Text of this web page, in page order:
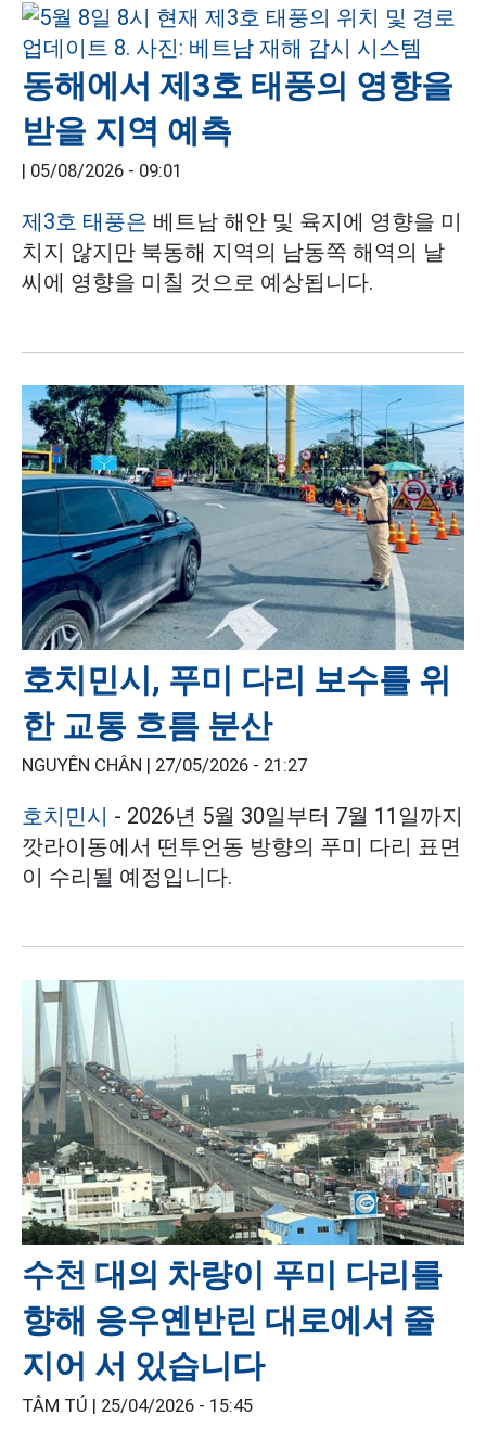
동해에서 제3호 태풍의 영향을
받을 지역 예측
| 05/08/2026 - 09:01
제3호 태풍은 베트남 해안 및 육지에 영향을 미
치지 않지만 북동해 지역의 남동쪽 해역의 날
씨에 영향을 미칠 것으로 예상됩니다.
호치민시, 푸미 다리 보수를 위
한 교통 흐름 분산
NGUYÊN CHÂN | 27/05/2026 - 21:27
호치민시 - 2026년 5월 30일부터 7월 11일까지
깟라이동에서 떤투언동 방향의 푸미 다리 표면
이 수리될 예정입니다.
수천 대의 차량이 푸미 다리를
향해 응우옌반린 대로에서 줄
지어 서 있습니다
TÂM TÚ | 25/04/2026 - 15:45